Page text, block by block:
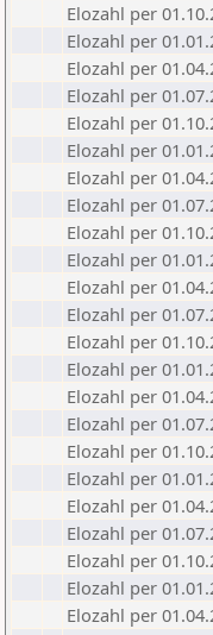
Elozahl per
Elozahl per
Elozahl per
Elozahl per
Elozahl per
Elozahl per
Elozahl per
Elozahl per
Elozahl per
Elozahl per
Elozahl per
Elozahl per
Elozahl per
Elozahl per
Elozahl per
Elozahl per
Elozahl per
Elozahl per
Elozahl per
Elozahl per
Elozahl per
Elozahl per
Elozahl per